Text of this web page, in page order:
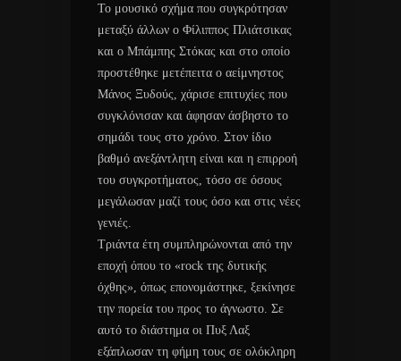
Το μουσικό σχήμα που συγκρότησαν
μεταξύ άλλων ο Φίλιππος Πλιάτσικας
και ο Μπάμπης Στόκας και στο οποίο
προστέθηκε μετέπειτα ο αείμνηστος
Μάνος Ξυδούς, χάρισε επιτυχίες που
συγκλόνισαν και άφησαν άσβηστο το
σημάδι τους στο χρόνο. Στον ίδιο
βαθμό ανεξάντλητη είναι και η επιρροή
του συγκροτήματος, τόσο σε όσους
μεγάλωσαν μαζί τους όσο και στις νέες
γενιές.
Τριάντα έτη συμπληρώνονται από την
εποχή όπου το «rock της δυτικής
όχθης», όπως επονομάστηκε, ξεκίνησε
την πορεία του προς το άγνωστο. Σε
αυτό το διάστημα οι Πυξ Λαξ
εξάπλωσαν τη φήμη τους σε ολόκληρη